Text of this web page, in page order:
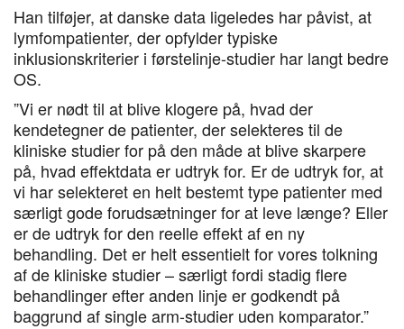
Han tilføjer, at danske data ligeledes har påvist, at
lymfompatienter, der opfylder typiske
inklusionskriterier i førstelinje-studier har langt bedre
OS.
”Vi er nødt til at blive klogere på, hvad der
kendetegner de patienter, der selekteres til de
kliniske studier for på den måde at blive skarpere
på, hvad effektdata er udtryk for. Er de udtryk for, at
vi har selekteret en helt bestemt type patienter med
særligt gode forudsætninger for at leve længe? Eller
er de udtryk for den reelle effekt af en ny
behandling. Det er helt essentielt for vores tolkning
af de kliniske studier – særligt fordi stadig flere
behandlinger efter anden linje er godkendt på
baggrund af single arm-studier uden komparator.”